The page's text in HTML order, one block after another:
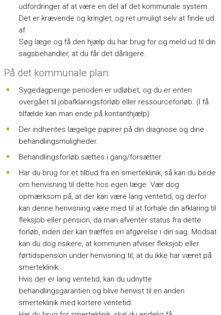
udfordringer af at være en del af det kommunale system.
Det er krævende og kringlet, og ret umuligt selv at finde ud
af.
Søg læge og få den hjælp du har brug for og meld ud til din
sagsbehandler, at du får det dårligere.
På det kommunale plan:
Sygedagpenge perioden er udløbet, og du er enten
overgået til jobafklaringsforløb eller ressourceforløb. (I få
tilfælde kan man ende på kontanthjælp)
Der indhentes lægelige papirer på din diagnose og dine
behandlingsmuligheder.
Behandlingsforløb sættes i gang/forsætter.
Har du brug for et tilbud fra en smerteklinik, så kan du bede
om henvisning til dette hos egen læge. Vær dog
opmærksom på, at der kan være lang ventetid, og derfor
kan denne henvisning være med til at forhale din afklaring til
fleksjob eller pension, da man afventer status fra dette
forløb, inden der kan træffes en afgørelse i din sag. Modsat
kan du dog risikere, at kommunen afviser fleksjob eller
førtidspension under henvisning til, at du ikke har været på
smerteklinik.
Hvis der er lang ventetid, kan du udnytte
behandlingsgarantien og blive henvist til en anden
smerteklinik med kortere ventetid.